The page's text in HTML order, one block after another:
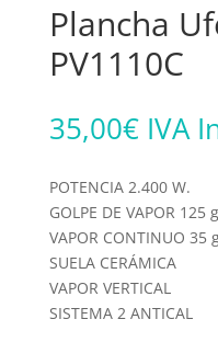
Plancha
PV1110C
35,00€ IVA
POTENCIA 2.400 W.
GOLPE DE VAPOR 125
VAPOR CONTINUO 35
SUELA CERÁMICA
VAPOR VERTICAL
SISTEMA 2 ANTICAL